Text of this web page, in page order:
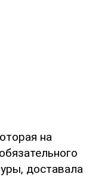
на
доставала